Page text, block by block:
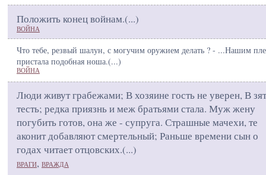
Положить конец войнам.(...)
ВОЙНА
Что тебе, резвый шалун, с могучим оружием делать ? - ...Нашим
пристала подобная ноша.(...)
ВОЙНА
Люди живут грабежами; В хозяине гость не уверен, В
тесть; редка приязнь и меж братьями стала. Муж жену
погубить готов, она же - супруга. Страшные мачехи, те
аконит добавляют смертельный; Раньше времени сын о
годах читает отцовских.(...)
ВРАГИ, ВРАЖДА